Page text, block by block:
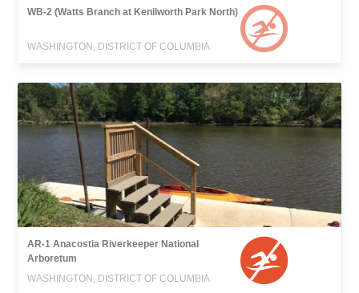
WB-2 (Watts Branch at Kenilworth Park North)
WASHINGTON, DISTRICT OF COLUMBIA
AR-1 Anacostia Riverkeeper National
Arboretum
WASHINGTON, DISTRICT OF COLUMBIA